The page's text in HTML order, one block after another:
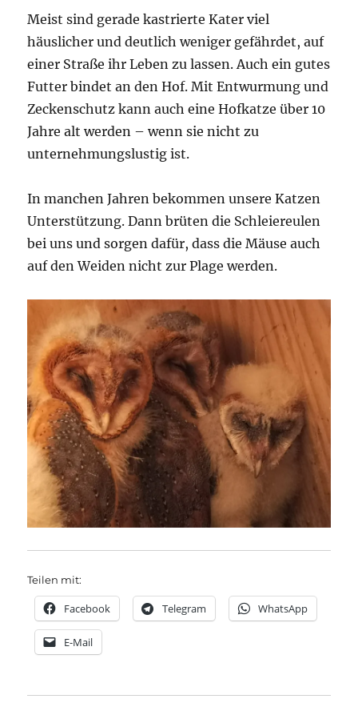
Meist sind gerade kastrierte Kater viel
häuslicher und deutlich weniger gefährdet, auf
einer Straße ihr Leben zu lassen. Auch ein gutes
Futter bindet an den Hof. Mit Entwurmung und
Zeckenschutz kann auch eine Hofkatze über 10
Jahre alt werden – wenn sie nicht zu
unternehmungslustig ist.
In manchen Jahren bekommen unsere Katzen
Unterstützung. Dann brüten die Schleiereulen
bei uns und sorgen dafür, dass die Mäuse auch
auf den Weiden nicht zur Plage werden.
Teilen mit:
Facebook Telegram WhatsApp
E-Mail